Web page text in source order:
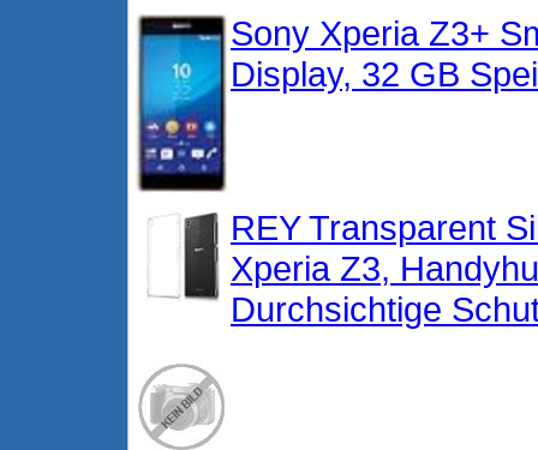
Sony Xperia Z3+
Display, 32 GB
REY Transparent
Xperia Z3,
Durchsichtige